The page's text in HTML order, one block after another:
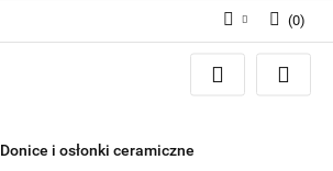
Zaloguj się
(0)
Donice i osłonki ceramiczne